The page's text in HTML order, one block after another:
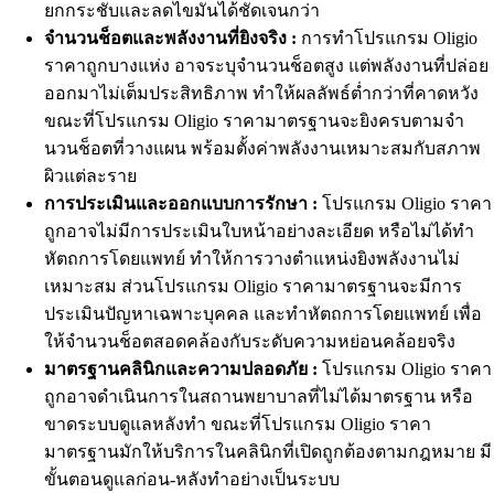
ยกกระชับและลดไขมันได้ชัดเจนกว่า
จำนวนช็อตและพลังงานที่ยิงจริง : การทำโปรแกรม Oligio
ราคาถูกบางแห่ง อาจระบุจำนวนช็อตสูง แต่พลังงานที่ปล่อย
ออกมาไม่เต็มประสิทธิภาพ ทำให้ผลลัพธ์ต่ำกว่าที่คาดหวัง
ขณะที่โปรแกรม Oligio ราคามาตรฐานจะยิงครบตามจำ
นวนช็อตที่วางแผน พร้อมตั้งค่าพลังงานเหมาะสมกับสภาพ
ผิวแต่ละราย
การประเมินและออกแบบการรักษา : โปรแกรม Oligio ราคา
ถูกอาจไม่มีการประเมินใบหน้าอย่างละเอียด หรือไม่ได้ทำ
หัตถการโดยแพทย์ ทำให้การวางตำแหน่งยิงพลังงานไม่
เหมาะสม ส่วนโปรแกรม Oligio ราคามาตรฐานจะมีการ
ประเมินปัญหาเฉพาะบุคคล และทำหัตถการโดยแพทย์ เพื่อ
ให้จำนวนช็อตสอดคล้องกับระดับความหย่อนคล้อยจริง
มาตรฐานคลินิกและความปลอดภัย : โปรแกรม Oligio ราคา
ถูกอาจดำเนินการในสถานพยาบาลที่ไม่ได้มาตรฐาน หรือ
ขาดระบบดูแลหลังทำ ขณะที่โปรแกรม Oligio ราคา
มาตรฐานมักให้บริการในคลินิกที่เปิดถูกต้องตามกฎหมาย มี
ขั้นตอนดูแลก่อน-หลังทำอย่างเป็นระบบ